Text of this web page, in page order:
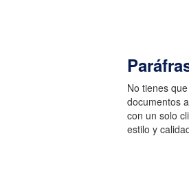
No tienes
documentos
con un solo
estilo y